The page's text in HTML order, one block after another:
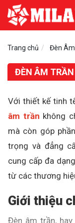
Trang chủ Đèn
ĐÈN ÂM TRẦN
Với thiết kế tinh
âm trần không
mà còn góp
trọng và đẳng
cung cấp đa
từ các thương
Giới thiệu
Đèn âm trần,